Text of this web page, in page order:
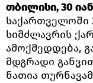
თბილისი, 30
საქართველოში
სიმძლავრის
ამოქმედდება,
მდგრადი
ნათია